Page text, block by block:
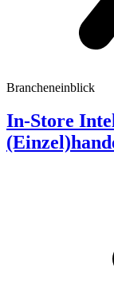
Brancheneinblick
In-Store